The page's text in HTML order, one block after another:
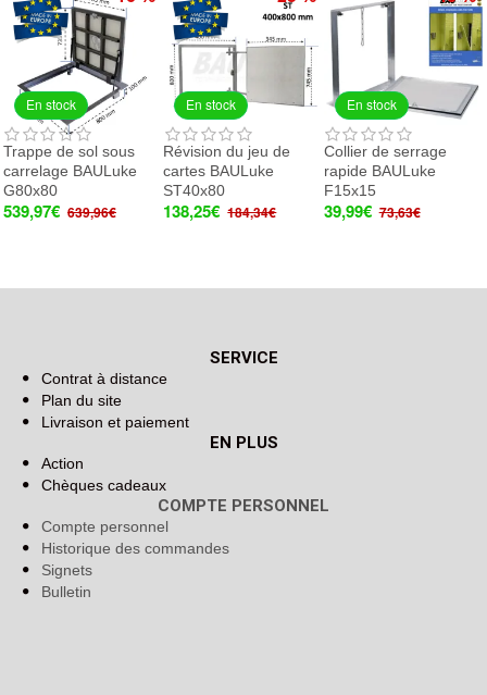
En stock
Trappe de sol sous
carrelage BAULuke
G80x80
539,97€ 639,96€
En stock
Révision du jeu de
cartes BAULuke
ST40x80
138,25€ 184,34€
En stock
Collier de serrage
rapide BAULuke
F15x15
39,99€ 73,63€
SERVICE
Contrat à distance
Plan du site
Livraison et paiement
EN PLUS
Action
Chèques cadeaux
COMPTE PERSONNEL
Compte personnel
Historique des commandes
Signets
Bulletin